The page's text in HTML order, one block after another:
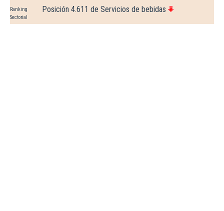
Ranking
Sectorial
Posición 4.611 de Servicios de bebidas